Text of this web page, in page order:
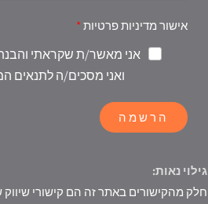
אישור מדיניות פרטיות
אני מאשר/ת שקראתי
ואני מסכים/ה לתנאים
הרשמה
גילוי נאות:
חלק מהקישורים באתר זה הם קישורי